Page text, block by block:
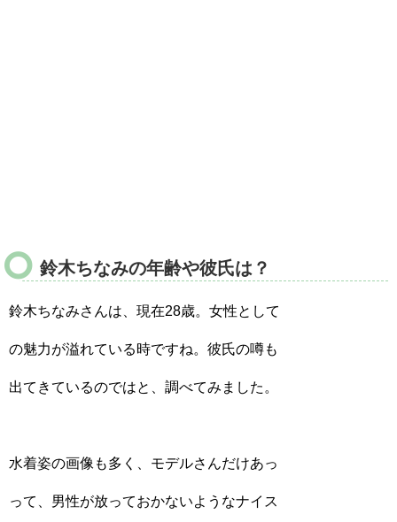
鈴木ちなみの年齢や彼氏は？
鈴木ちなみさんは、現在28歳。女性として
の魅力が溢れている時ですね。彼氏の噂も
出てきているのではと、調べてみました。
水着姿の画像も多く、モデルさんだけあっ
って、男性が放っておかないようなナイス